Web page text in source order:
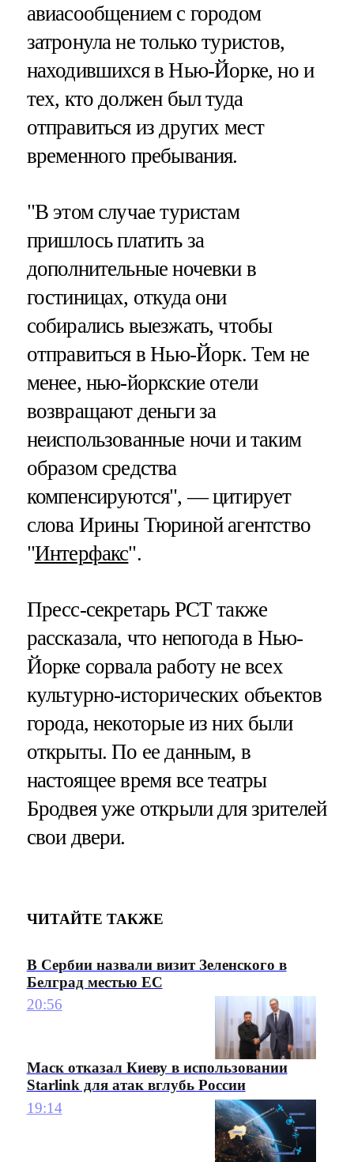
авиасообщением с городом
затронула не только туристов,
находившихся в Нью-Йорке, но и
тех, кто должен был туда
отправиться из других мест
временного пребывания.
"В этом случае туристам
пришлось платить за
дополнительные ночевки в
гостиницах, откуда они
собирались выезжать, чтобы
отправиться в Нью-Йорк. Тем не
менее, нью-йоркские отели
возвращают деньги за
неиспользованные ночи и таким
образом средства
компенсируются", — цитирует
слова Ирины Тюриной агентство
"Интерфакс".
Пресс-секретарь РСТ также
рассказала, что непогода в Нью-
Йорке сорвала работу не всех
культурно-исторических объектов
города, некоторые из них были
открыты. По ее данным, в
настоящее время все театры
Бродвея уже открыли для зрителей
свои двери.
ЧИТАЙТЕ ТАКЖЕ
В Сербии назвали визит Зеленского в
Белград местью ЕС
20:56
Маск отказал Киеву в использовании
Starlink для атак вглубь России
19:14